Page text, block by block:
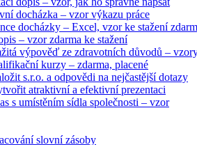
docházka – vzor výkazu práce
docházky – Excel, vzor ke stažení
– vzor zdarma ke stažení
výpověď ze zdravotních důvodů –
kurzy – zdarma, placené
s.r.o. a odpovědi na nejčastější dotazy
atraktivní a efektivní prezentaci
s umístěním sídla společnosti – vzor
slovní zásoby